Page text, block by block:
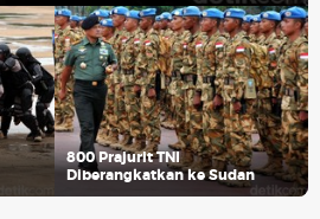
800 Prajurit TNI
Diberangkatkan ke Sudan